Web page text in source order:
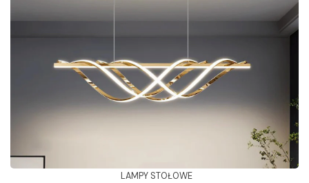
LAMPY STOŁOWE